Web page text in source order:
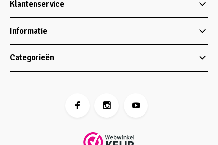
Klantenservice
Informatie
Categorieën